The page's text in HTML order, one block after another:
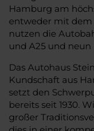
Hamburg am
entweder mit dem
nutzen die
und A25 und neun
Das Autohaus
Kundschaft aus
setzt den
bereits seit 1930.
großer